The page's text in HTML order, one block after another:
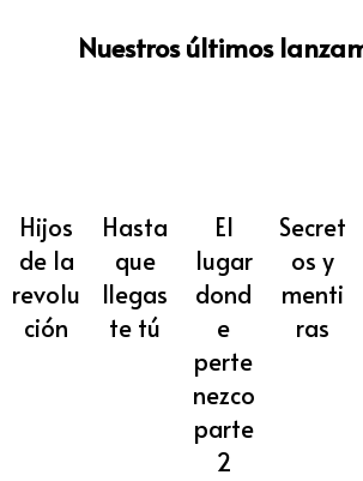
Nuestros últimos
Hijos
de la
revolu
ción
Hasta
que
llegas
te tú
El
lugar
dond
e
perte
nezco
parte
2
Secret
os y
menti
ras